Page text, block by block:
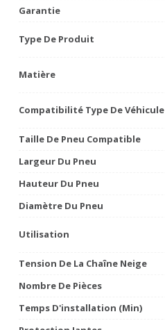
Garantie
Type De Produit
Matière
Compatibilité Type De Véhicule
Taille De Pneu Compatible
Largeur Du Pneu
Hauteur Du Pneu
Diamètre Du Pneu
Utilisation
Tension De La Chaîne Neige
Nombre De Pièces
Temps D'installation (min)